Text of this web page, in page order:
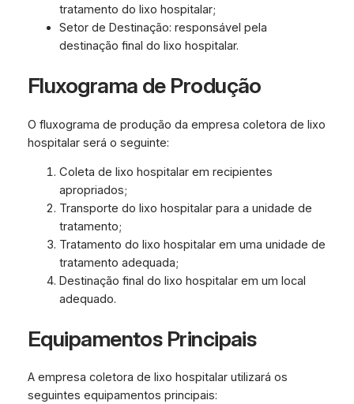
tratamento do lixo hospitalar;
Setor de Destinação: responsável pela
destinação final do lixo hospitalar.
Fluxograma de Produção
O fluxograma de produção da empresa coletora de lixo
hospitalar será o seguinte:
Coleta de lixo hospitalar em recipientes
apropriados;
Transporte do lixo hospitalar para a unidade de
tratamento;
Tratamento do lixo hospitalar em uma unidade de
tratamento adequada;
Destinação final do lixo hospitalar em um local
adequado.
Equipamentos Principais
A empresa coletora de lixo hospitalar utilizará os
seguintes equipamentos principais: